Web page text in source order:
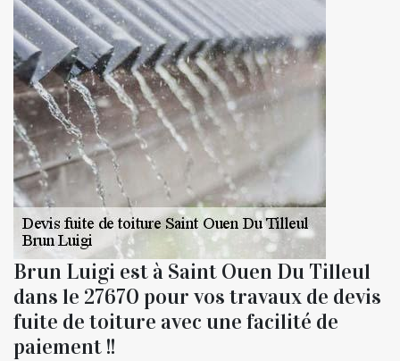
Brun Luigi est à Saint Ouen Du Tilleul
dans le 27670 pour vos travaux de devis
fuite de toiture avec une facilité de
paiement !!